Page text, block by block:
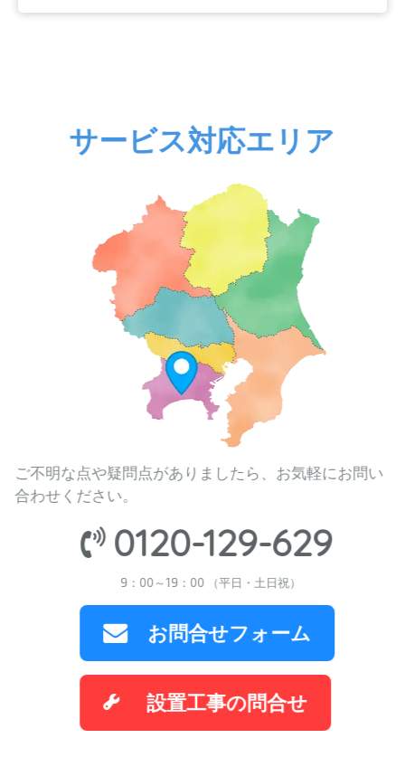
サービス対応エリア
ご不明な点や疑問点がありましたら、お気軽にお問い
合わせください。
0120-129-629
9：00～19：00 （平日・土日祝）
お問合せフォーム
設置工事の問合せ